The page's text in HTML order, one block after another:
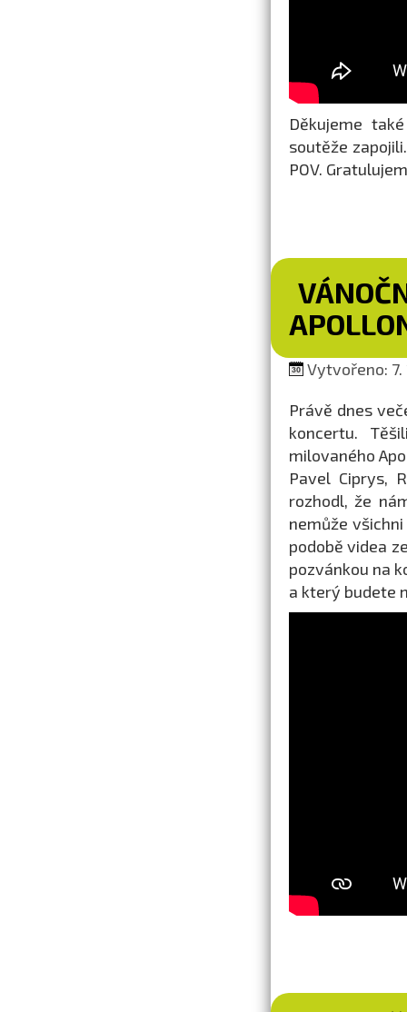
Děkujeme
soutěže
POV.
Vytvořeno: 7.
Právě dnes
koncertu.
milovaného
Pavel Ciprys,
rozhodl, že
nemůže
podobě videa
pozvánkou na
a který budete